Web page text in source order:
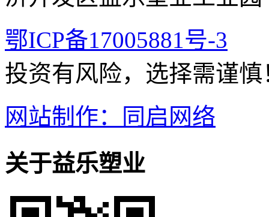
鄂ICP备17005881号-3
投资有风险，选择需谨慎
网站制作：同启网络
关于益乐塑业